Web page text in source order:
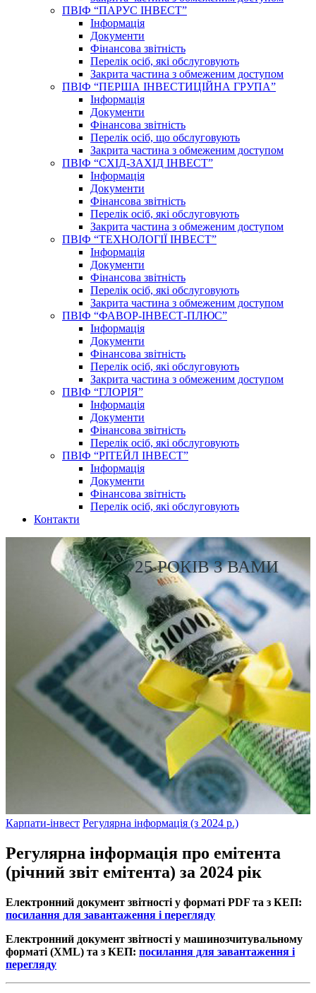
ПВІФ “ПАРУС ІНВЕСТ”
Інформація
Документи
Фінансова звітність
Перелік осіб, які обслуговують
Закрита частина з обмеженим доступом
ПВІФ “ПЕРША ІНВЕСТИЦІЙНА ГРУПА”
Інформація
Документи
Фінансова звітність
Перелік осіб, що обслуговують
Закрита частина з обмеженим доступом
ПВІФ “СХІД-ЗАХІД ІНВЕСТ”
Інформація
Документи
Фінансова звітність
Перелік осіб, які обслуговують
Закрита частина з обмеженим доступом
ПВІФ “ТЕХНОЛОГІЇ ІНВЕСТ”
Інформація
Документи
Фінансова звітність
Перелік осіб, які обслуговують
Закрита частина з обмеженим доступом
ПВІФ “ФАВОР-ІНВЕСТ-ПЛЮС”
Інформація
Документи
Фінансова звітність
Перелік осіб, які обслуговують
Закрита частина з обмеженим доступом
ПВІФ “ГЛОРІЯ”
Інформація
Документи
Фінансова звітність
Перелік осіб, які обслуговують
ПВІФ “РІТЕЙЛ ІНВЕСТ”
Інформація
Документи
Фінансова звітність
Перелік осіб, які обслуговують
Контакти
25 РОКІВ З ВАМИ
Карпати-інвест Регулярна інформація (з 2024 р.)
Регулярна інформація про емітента
(річний звіт емітента) за 2024 рік
Електронний документ звітності у форматі PDF та з КЕП:
посилання для завантаження і перегляду
Електронний документ звітності у машинозчитувальному
форматі (XML) та з КЕП: посилання для завантаження і
перегляду